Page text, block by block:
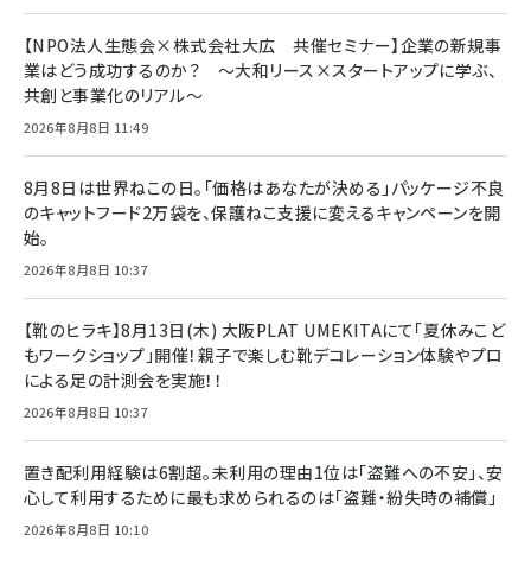
【NPO法人生態会×株式会社大広 共催セミナー】企業の新規事
業はどう成功するのか？ ～大和リース×スタートアップに学ぶ、
共創と事業化のリアル～
2026年8月8日 11:49
8月8日は世界ねこの日。「価格はあなたが決める」パッケージ不良
のキャットフード2万袋を、保護ねこ支援に変えるキャンペーンを開
始。
2026年8月8日 10:37
【靴のヒラキ】8月13日(木) 大阪PLAT UMEKITAにて「夏休みこど
もワークショップ」開催！親子で楽しむ靴デコレーション体験やプロ
による足の計測会を実施！！
2026年8月8日 10:37
置き配利用経験は6割超。未利用の理由1位は「盗難への不安」、安
心して利用するために最も求められるのは「盗難・紛失時の補償」
2026年8月8日 10:10